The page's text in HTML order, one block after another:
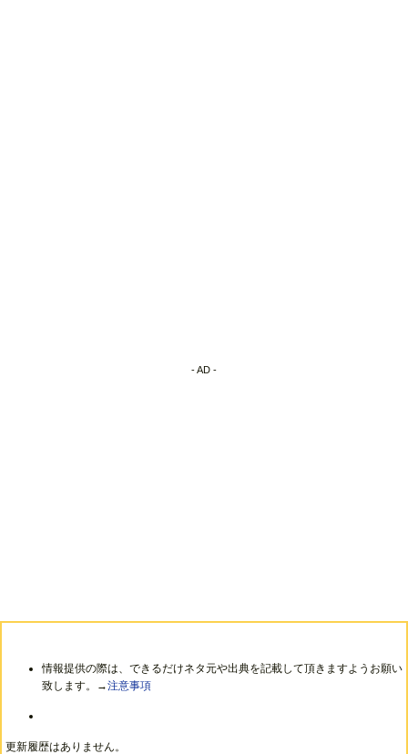
- AD -
情報提供の際は、できるだけネタ元や出典を記載して頂きますようお願い
致します。→注意事項
更新履歴はありません。